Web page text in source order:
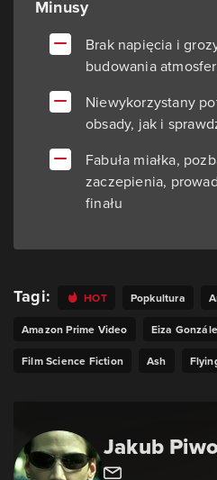
Minusy
Brak napięcia i
budowania
Niewykorzystany
obsady, jak i
Fabuła miałka,
zaczepienia,
finału
Tagi: HOT Popkultura
Amazon Prime Video
Eiza
Film Science Fiction
Ash
Jakub